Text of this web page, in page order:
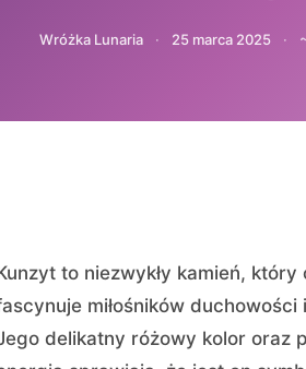
Wróżka Lunaria · 25 marca 2025 ·
to niezwykły kamień, który
miłośników duchowości
delikatny różowy kolor oraz